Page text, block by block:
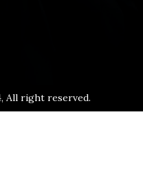
All right reserved.